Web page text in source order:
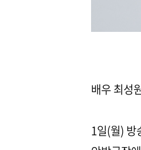
배우 최성
1일(월) 방